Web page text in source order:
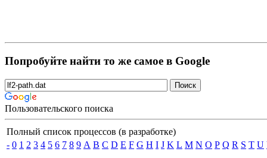
Попробуйте найти то же самое в Google
Пользовательского поиска
Полный список процессов (в разработке)
- 0 1 2 3 4 5 6 7 8 9 A B C D E F G H I J K L M N O P Q R S T U